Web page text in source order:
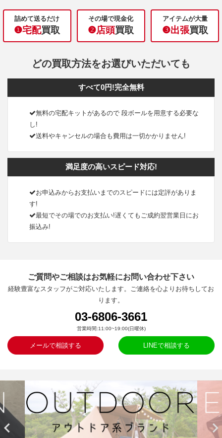
詰めて送るだけ
❶宅配買取
その場で現金化
❷店頭買取
アイテムが大量
❸出張買取
どの買取方法をお選びいただいても
すべて0円!完全無料
無料の宅配キットがあるので 段ボールを用意する必要な
し!
送料やキャンセルの場合も費用は一切かかりません!
満足度の高いスピード対応!
お申込みからお支払いまでのスピードには定評がありま
す!
最短でその場でのお支払い!遅くてもご成約翌営業日にお
振込み!
ご質問やご相談はお気軽にお問い合わせ下さい
経験豊富なスタッフがご対応いたします。ご連絡を心よりお待ちしてお
ります。
03-6806-3661
営業時間:11:00~19:00(日曜休)
メールで相談する LINEで相談する
 